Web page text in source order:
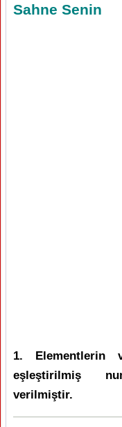
Sahne Senin
1. Elementlerin
eşleştirilmiş
verilmiştir.